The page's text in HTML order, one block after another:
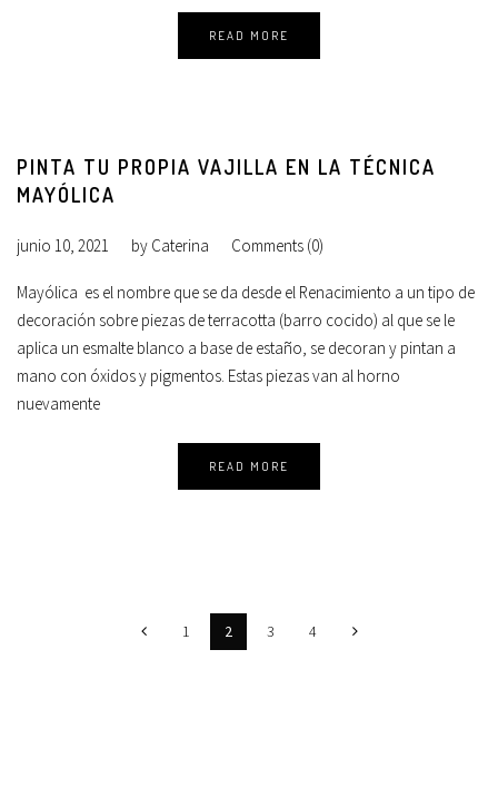
READ MORE
PINTA TU PROPIA VAJILLA EN LA TÉCNICA
MAYÓLICA
junio 10, 2021 by Caterina Comments (0)
Mayólica ​ es el nombre que se da desde el Renacimiento a un tipo de
decoración sobre piezas de terracotta (barro cocido) al que se le
aplica un esmalte blanco a base de estaño, se decoran y pintan a
mano con óxidos y pigmentos. Estas piezas van al horno
nuevamente
READ MORE
1 2 3 4